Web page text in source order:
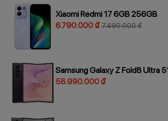
Xiaomi Redmi 17 6GB 256GB
6.790.000 ₫7.490.000 ₫
Samsung Galaxy Z Fold8 Ultra
58.990.000 ₫